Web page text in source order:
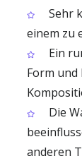
Sehr
einem zu
Ein
Form
Die
anderen